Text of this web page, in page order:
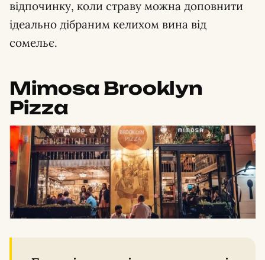
відпочинку, коли страву можна доповнити
ідеально дібраним келихом вина від
сомельє.
Mimosa Brooklyn
Pizza